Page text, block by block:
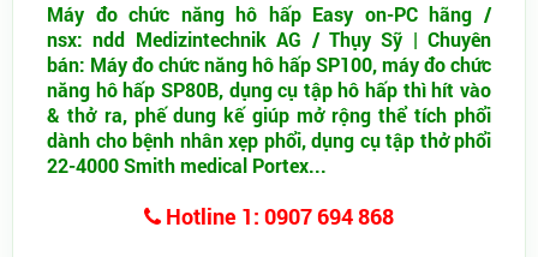
Máy đo chức năng hô hấp Easy on-PC hãng /
nsx: ndd Medizintechnik AG / Thụy Sỹ | Chuyên
bán: Máy đo chức năng hô hấp SP100, máy đo chức
năng hô hấp SP80B, dụng cụ tập hô hấp thì hít vào
& thở ra, phế dung kế giúp mở rộng thể tích phổi
dành cho bệnh nhân xẹp phổi, dụng cụ tập thở phổi
22-4000 Smith medical Portex...
Hotline 1: 0907 694 868